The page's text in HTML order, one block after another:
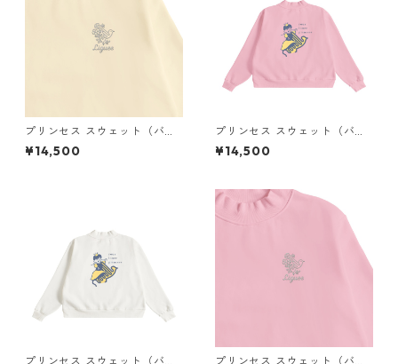
プリンセス スウェット（バッ
クプリント）× Liguee®️花ロゴ
（刺繍）
¥14,500
プリンセス スウェット（バッ
クプリント）× Liguee®️糸の鳥
ロゴ（刺繍）
¥14,500
プリンセス スウェット（バッ
プリンセス スウェット（バッ